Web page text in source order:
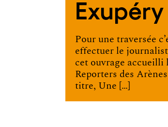
Exupéry
Pour une traversée
effectuer le
cet ouvrage accueilli
Reporters des
titre, Une […]